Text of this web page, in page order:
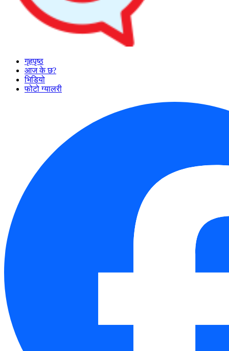
गृहपृष्ठ
आज के छ?
भिडियो
फोटो ग्यालरी